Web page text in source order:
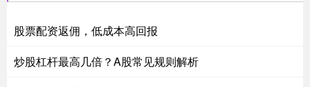
股票配资返佣，低成本高回报
炒股杠杆最高几倍？A股常见规则解析